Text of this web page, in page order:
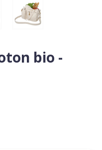
bio -